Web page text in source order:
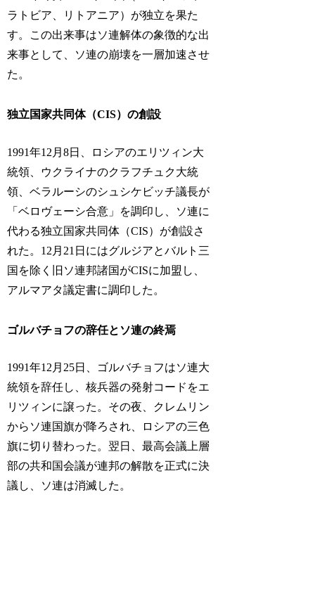
ラトビア、リトアニア）が独立を果た
す。この出来事はソ連解体の象徴的な出
来事として、ソ連の崩壊を一層加速させ
た。
独立国家共同体（CIS）の創設
1991年12月8日、ロシアのエリツィン大
統領、ウクライナのクラフチュク大統
領、ベラルーシのシュシケビッチ議長が
「ベロヴェーシ合意」を調印し、ソ連に
代わる独立国家共同体（CIS）が創設さ
れた。12月21日にはグルジアとバルト三
国を除く旧ソ連邦諸国がCISに加盟し、
アルマアタ議定書に調印した。
ゴルバチョフの辞任とソ連の終焉
1991年12月25日、ゴルバチョフはソ連大
統領を辞任し、核兵器の発射コードをエ
リツィンに譲った。その夜、クレムリン
からソ連国旗が降ろされ、ロシアの三色
旗に切り替わった。翌日、最高会議上層
部の共和国会議が連邦の解散を正式に決
議し、ソ連は消滅した。